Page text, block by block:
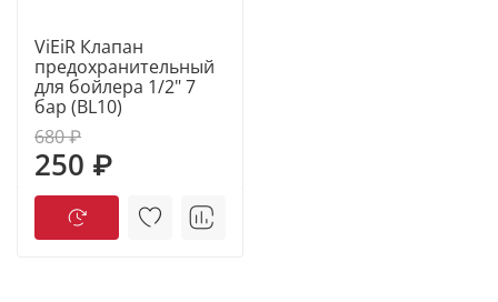
ViEiR Клапан
предохранительный
для бойлера 1/2" 7
бар (BL10)
680 ₽
250 ₽